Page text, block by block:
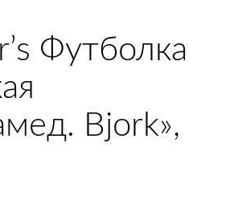
Футболка
Bjork»,